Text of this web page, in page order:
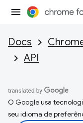
Docs
API
O Google usa
seu idioma de